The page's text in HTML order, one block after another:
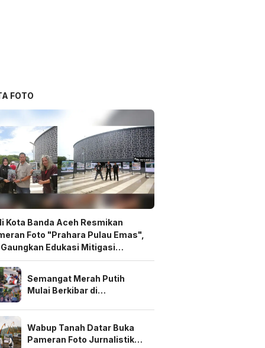
FOTO
Kota Banda Aceh Resmikan
Foto "Prahara Pulau Emas",
Gaungkan Edukasi Mitigasi
Semangat Merah Putih
Mulai Berkibar di
Sambut HUT ke-81 RI
Wabup Tanah Datar Buka
Pameran Foto Jurnalistik